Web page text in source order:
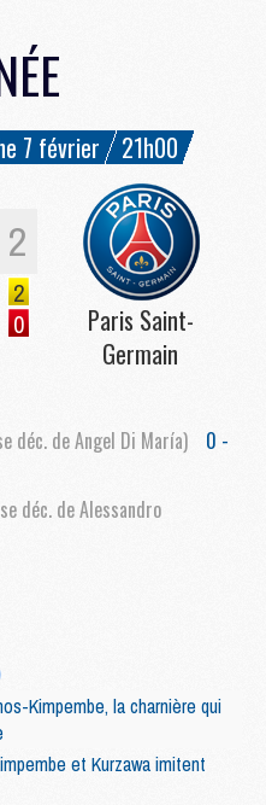
7 février 21h00
2
2
0
Paris Saint-
Germain
déc. de Angel Di María)
0 -
déc. de Alessandro
Kimpembe, la charnière qui
et Kurzawa imitent